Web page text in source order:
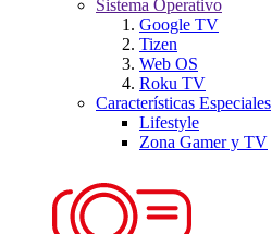
Sistema Operativo
Google TV
Tizen
Web OS
Roku TV
Características Especiales
Lifestyle
Zona Gamer y TV